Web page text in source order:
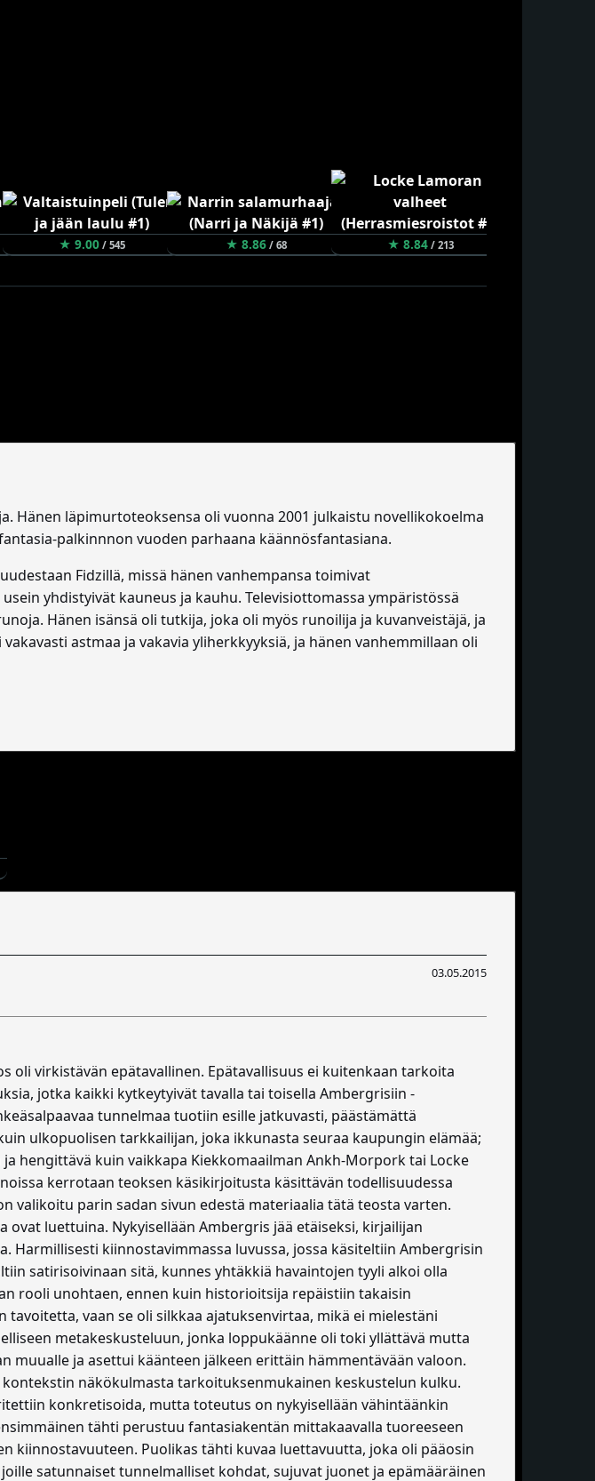
★ 9.00/ 545 ★ 8.86/ 68 ★ 8.84/ 213
Hänen läpimurtoteoksensa oli vuonna 2001 julkaistu novellikokoelma
palkinnnon vuoden parhaana käännösfantasiana.
Fidzillä, missä hänen vanhempansa toimivat
yhdistyivät kauneus ja kauhu. Televisiottomassa ympäristössä
Hänen isänsä oli tutkija, joka oli myös runoilija ja kuvanveistäjä, ja
astmaa ja vakavia yliherkkyyksiä, ja hänen vanhemmillaan oli
03.05.2015
oli virkistävän epätavallinen. Epätavallisuus ei kuitenkaan tarkoita
jotka kaikki kytkeytyivät tavalla tai toisella Ambergrisiin -
tunnelmaa tuotiin esille jatkuvasti, päästämättä
ulkopuolisen tarkkailijan, joka ikkunasta seuraa kaupungin elämää;
hengittävä kuin vaikkapa Kiekkomaailman Ankh-Morpork tai Locke
kerrotaan teoksen käsikirjoitusta käsittävän todellisuudessa
valikoitu parin sadan sivun edestä materiaalia tätä teosta varten.
luettuina. Nykyisellään Ambergris jää etäiseksi, kirjailijan
Harmillisesti kiinnostavimmassa luvussa, jossa käsiteltiin Ambergrisin
satirisoivinaan sitä, kunnes yhtäkkiä havaintojen tyyli alkoi olla
rooli unohtaen, ennen kuin historioitsija repäistiin takaisin
vaan se oli silkkaa ajatuksenvirtaa, mikä ei mielestäni
metakeskusteluun, jonka loppukäänne oli toki yllättävä mutta
muualle ja asettui käänteen jälkeen erittäin hämmentävään valoon.
näkökulmasta tarkoituksenmukainen keskustelun kulku.
konkretisoida, mutta toteutus on nykyisellään vähintäänkin
tähti perustuu fantasiakentän mittakaavalla tuoreeseen
kiinnostavuuteen. Puolikas tähti kuvaa luettavuutta, joka oli pääosin
satunnaiset tunnelmalliset kohdat, sujuvat juonet ja epämääräinen